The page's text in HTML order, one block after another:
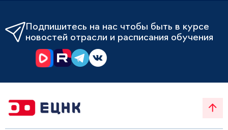
Подпишитесь на нас чтобы быть в курсе
новостей отрасли и расписания обучения